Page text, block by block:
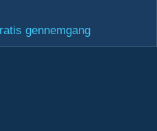
gennemgang